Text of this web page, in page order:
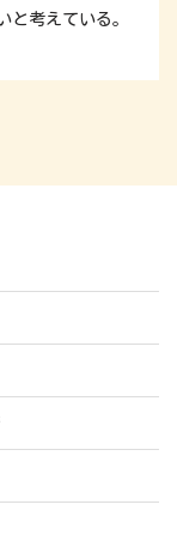
と考えている。